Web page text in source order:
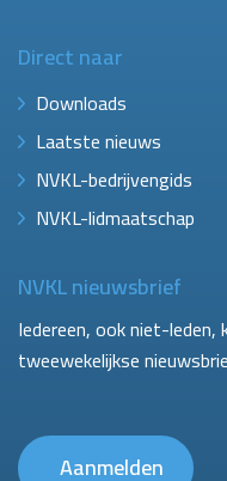
Direct naar
Downloads
Laatste nieuws
NVKL-bedrijvengids
NVKL-lidmaatschap
NVKL nieuwsbrief
Iedereen, ook niet-leden,
tweewekelijkse
Aanmelden